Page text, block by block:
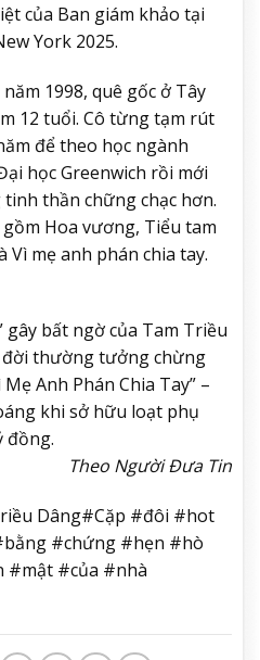
của Ban giám khảo tại
York 2025.
1998, quê gốc ở Tây
12 tuổi. Cô từng tạm rút
để theo học ngành
học Greenwich rồi mới
thần chững chạc hơn.
Hoa vương, Tiểu tam
Vì mẹ anh phán chia tay.
gây bất ngờ của Tam Triều
thường tưởng chừng
Anh Phán Chia Tay” –
khi sở hữu loạt phụ
đồng.
Theo Người Đưa Tin
Dâng#Cặp #đôi #hot
#chứng #hẹn #hò
#của #nhà